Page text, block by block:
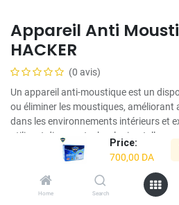
Price:
700,00 DA
Home Search
Appareil Anti
HACKER
(0 avis)
Un appareil anti-moustique est un
ou éliminer les moustiques, améliorant
dans les environnements intérieurs et
utilisent diverses technologies, telles
UV ou les substances chimiques, pour
700,00
How would you rate your
Select
an
option
from
Not satisfied at all Very
Next